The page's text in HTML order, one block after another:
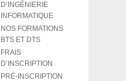
D’INGÉNIERIE
INFORMATIQUE
NOS FORMATIONS
BTS ET DTS
FRAIS
D’INSCRIPTION
PRÉ-INSCRIPTION